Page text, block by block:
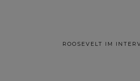
ROOSEVELT IM